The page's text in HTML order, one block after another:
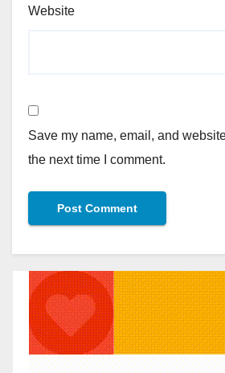
Website
Save my name, email, and
the next time I comment.